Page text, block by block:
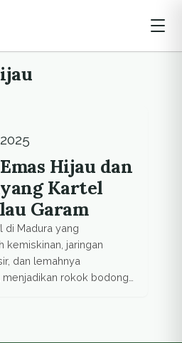
Hijau dan
Kartel
Garam
di Madura yang
kemiskinan, jaringan
dan lemahnya
menjadikan rokok bodong